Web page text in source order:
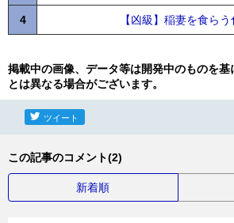
4 【凶級】稲妻を食ら
掲載中の画像、データ等は開発中のものを
とは異なる場合がございます。
ツイート
この記事のコメント(2)
新着順